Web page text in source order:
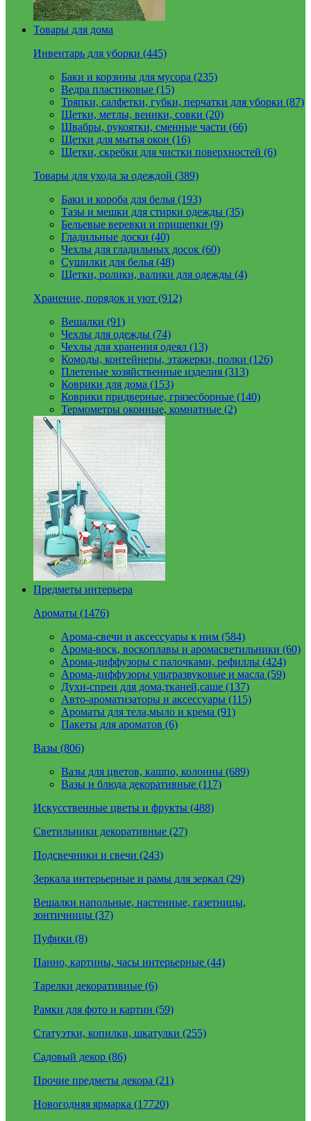
Товары для дома
Инвентарь для уборки (445)
Баки и корзины для мусора (235)
Ведра пластиковые (15)
Тряпки, салфетки, губки, перчатки для уборки (87)
Щетки, метлы, веники, совки (20)
Швабры, рукоятки, сменные части (66)
Щетки для мытья окон (16)
Щетки, скребки для чистки поверхностей (6)
Товары для ухода за одеждой (389)
Баки и короба для белья (193)
Тазы и мешки для стирки одежды (35)
Бельевые веревки и прищепки (9)
Гладильные доски (40)
Чехлы для гладильных досок (60)
Сушилки для белья (48)
Щетки, ролики, валики для одежды (4)
Хранение, порядок и уют (912)
Вешалки (91)
Чехлы для одежды (74)
Чехлы для хранения одеял (13)
Комоды, контейнеры, этажерки, полки (126)
Плетеные хозяйственные изделия (313)
Коврики для дома (153)
Коврики придверные, грязесборные (140)
Термометры оконные, комнатные (2)
Предметы интерьера
Ароматы (1476)
Арома-свечи и аксессуары к ним (584)
Арома-воск, воскоплавы и аромасветильники (60)
Арома-диффузоры с палочками, рефиллы (424)
Арома-диффузоры ультразвуковые и масла (59)
Духи-спреи для дома,тканей,саше (137)
Авто-ароматизаторы и аксессуары (115)
Ароматы для тела,мыло и крема (91)
Пакеты для ароматов (6)
Вазы (806)
Вазы для цветов, кашпо, колонны (689)
Вазы и блюда декоративные (117)
Искусственные цветы и фрукты (488)
Светильники декоративные (27)
Подсвечники и свечи (243)
Зеркала интерьерные и рамы для зеркал (29)
Вешалки напольные, настенные, газетницы,
зонтичницы (37)
Пуфики (8)
Панно, картины, часы интерьерные (44)
Тарелки декоративные (6)
Рамки для фото и картин (59)
Статуэтки, копилки, шкатулки (255)
Садовый декор (86)
Прочие предметы декора (21)
Новогодняя ярмарка (17720)